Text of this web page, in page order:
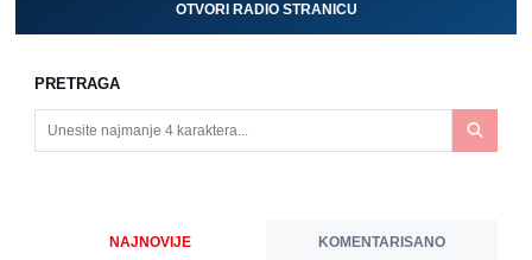
OTVORI RADIO STRANICU
PRETRAGA
NAJNOVIJE KOMENTARISANO